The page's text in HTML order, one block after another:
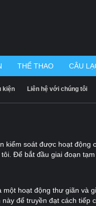
THỂ THAO CÂU
kiện Liên hệ với chúng tôi
kiểm soát được hoạt
Để bắt đầu giai đoạn
hoạt động thư giãn và
để truyền đạt cách